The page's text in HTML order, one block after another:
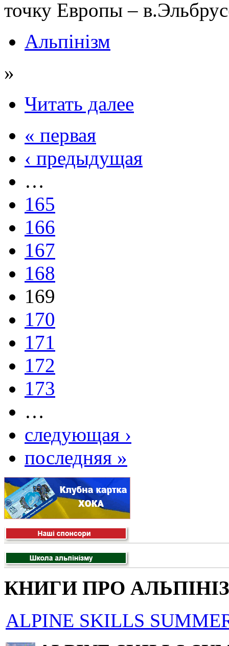
точку Европы –
Альпінізм
»
Читать далее
« первая
‹ предыдущая
…
165
166
167
168
169
170
171
172
173
…
следующая ›
последняя »
КНИГИ ПРО
ALPINE SKILLS